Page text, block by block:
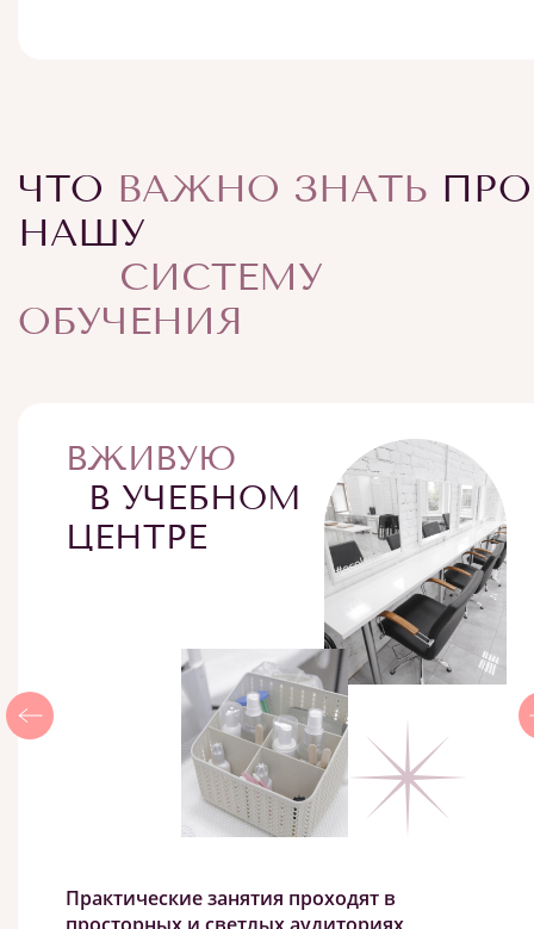
ЧТО ВАЖНО ЗНАТЬ ПРО
НАШУ
СИСТЕМУ
ОБУЧЕНИЯ
ВЖИВУЮ
В УЧЕБНОМ
ЦЕНТРЕ
Практические занятия проходят в